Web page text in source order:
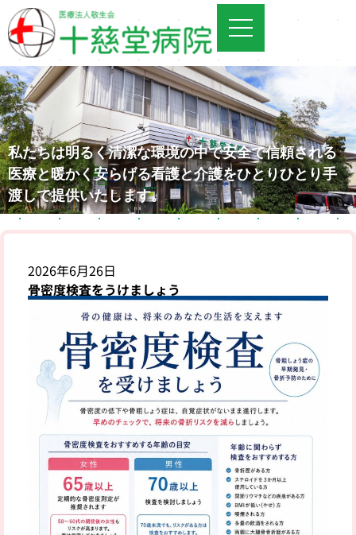
私たちは明るく清潔な環境の中で安全で信頼される
医療と暖かく安らげる看護と介護をひとりひとり手
渡しで提供いたし ます。
2026年6月26日
骨密度検査をうけましょう